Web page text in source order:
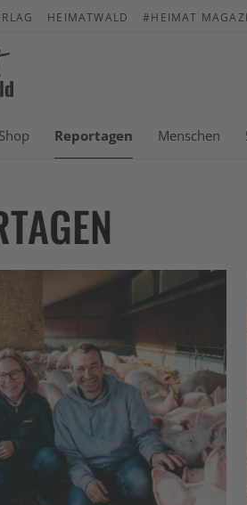
HEIMATWALD #HEIMAT
Shop Reportagen Menschen